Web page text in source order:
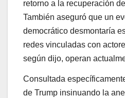
retorno a la recuperación
También aseguró que un
democrático desmontaría
redes vinculadas con
según dijo, operan
Consultada
de Trump insinuando la